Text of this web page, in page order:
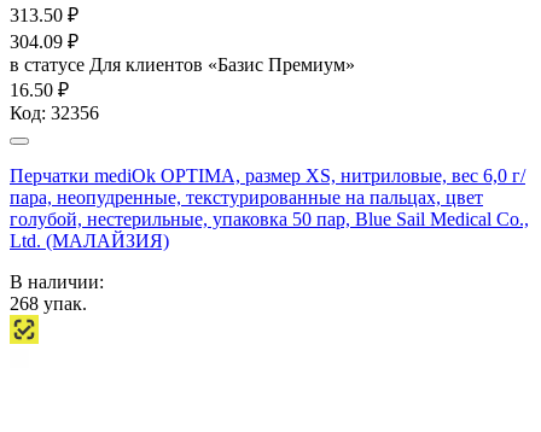
313.50 ₽
304.09 ₽
в статусе Для клиентов «Базис Премиум»
16.50 ₽
Код: 32356
Перчатки mediOk OPTIMA, размер XS, нитриловые, вес 6,0 г/
пара, неопудренные, текстурированные на пальцах, цвет
голубой, нестерильные, упаковка 50 пар, Blue Sail Medical Co.,
Ltd. (МАЛАЙЗИЯ)
В наличии:
268 упак.